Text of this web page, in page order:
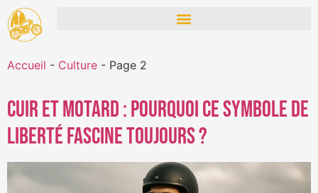
Accueil - Culture - Page 2
Cuir et motard : pourquoi ce symbole de
liberté fascine toujours ?